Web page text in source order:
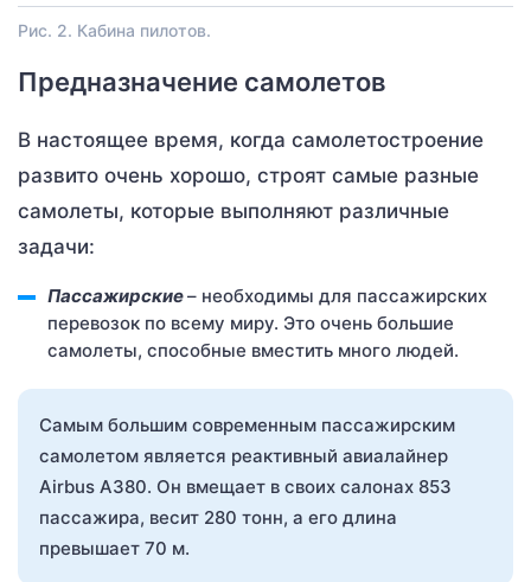
Рис. 2. Кабина пилотов.
Предназначение самолетов
В настоящее время, когда самолетостроение
развито очень хорошо, строят самые разные
самолеты, которые выполняют различные
задачи:
Пассажирские– необходимы для пассажирских
перевозок по всему миру. Это очень большие
самолеты, способные вместить много людей.
Самым большим современным пассажирским
самолетом является реактивный авиалайнер
Airbus А380. Он вмещает в своих салонах 853
пассажира, весит 280 тонн, а его длина
превышает 70 м.